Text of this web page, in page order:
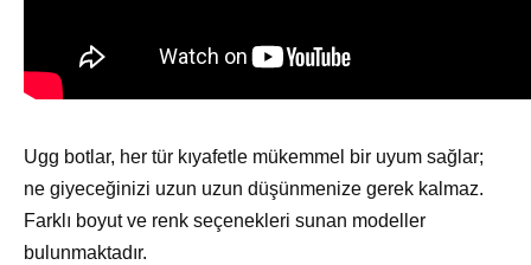
Ugg botlar, her tür kıyafetle mükemmel bir uyum sağlar;
ne giyeceğinizi uzun uzun düşünmenize gerek kalmaz.
Farklı boyut ve renk seçenekleri sunan modeller
bulunmaktadır.